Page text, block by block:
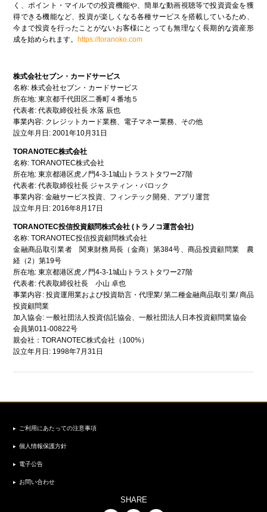
く、ポイント・マイルでの投資機能や、簡単な動画視聴等で投資資金を獲
得できる機能など、投資が楽しくなる各種サービスを搭載しているため、
今まで投資を行ったことがないお客様にとっても無理なく長期的な資産形
成を始められます。 https://toranoko.com
株式会社セブン・カードサービス
名称: 株式会社セブン・カードサービス
所在地: 東京都千代田区二番町４番地５
代表者: 代表取締役社長 水落 辰也
事業内容: クレジットカード業務、電子マネー業務、その他
設立年月日: 2001年10月31日
TORANOTEC株式会社
名称: TORANOTEC株式会社
所在地: 東京都港区虎ノ門4-3-1城山トラストタワー27階
代表者: 代表取締役社長 ジャスティン・バロック
事業内容: 金融サービス投資、フィンテック開発、アプリ運営
設立年月日: 2016年8月17日
TORANOTEC投信投資顧問株式会社 (トラノコ運営会社)
名称: TORANOTEC投信投資顧問株式会社
金融商品取引業者 関東財務局長（金商）第384号、商品投資顧問業 農
経（2）第19号
所在地: 東京都港区虎ノ門4-3-1城山トラストタワー27階
代表者: 代表取締役社長 小山 卓也
事業内容: 投資運用業および投資助言・代理業/ 第二種金融商品取引業/ 商品
投資顧問業
加入協会: 一般社団法人投資信託協会、一般社団法人日本投資顧問業協会
会員第011-00822号
親会社：TORANOTEC株式会社（100%）
設立年月日: 1998年7月31日​
ご利用にあたっての注意事項
個人情報保護方針
電子公告
お問い合わせ
SHARE